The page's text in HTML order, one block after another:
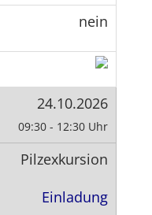
nein
24.10.2026
09:30 - 12:30 Uhr
Pilzexkursion
Einladung